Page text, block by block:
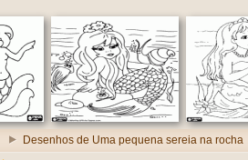
Desenhos de Uma pequena sereia na rocha